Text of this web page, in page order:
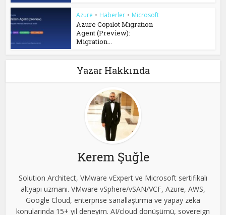
Azure • Haberler • Microsoft
Azure Copilot Migration
Agent (Preview):
Migration...
Yazar Hakkında
Kerem Şuğle
Solution Architect, VMware vExpert ve Microsoft sertifikalı
altyapı uzmanı. VMware vSphere/vSAN/VCF, Azure, AWS,
Google Cloud, enterprise sanallaştırma ve yapay zeka
konularında 15+ yıl deneyim. AI/cloud dönüşümü, sovereign